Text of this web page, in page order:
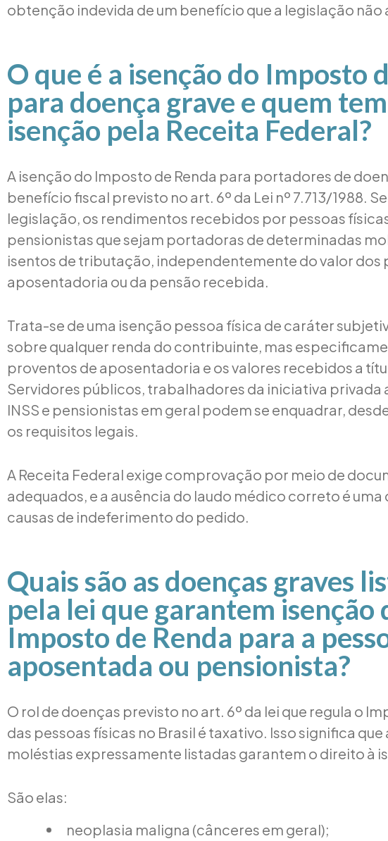
obtenção indevida de um benefício que a legislação não
O que é a isenção do Imposto
para doença grave e quem
isenção pela Receita Federal?
A isenção do Imposto de Renda para portadores de
benefício fiscal previsto no art. 6º da Lei nº 7.713/1988.
legislação, os rendimentos recebidos por pessoas
pensionistas que sejam portadoras de determinadas
isentos de tributação, independentemente do valor dos
aposentadoria ou da pensão recebida.
Trata-se de uma isenção pessoa física de caráter
sobre qualquer renda do contribuinte, mas
proventos de aposentadoria e os valores recebidos a
Servidores públicos, trabalhadores da iniciativa privada
INSS e pensionistas em geral podem se enquadrar,
os requisitos legais.
A Receita Federal exige comprovação por meio de
adequados, e a ausência do laudo médico correto é
causas de indeferimento do pedido.
Quais são as doenças graves
pela lei que garantem isenção
Imposto de Renda para a
aposentada ou pensionista?
O rol de doenças previsto no art. 6º da lei que regula o
das pessoas físicas no Brasil é taxativo. Isso significa que
moléstias expressamente listadas garantem o direito à
São elas:
neoplasia maligna (cânceres em geral);